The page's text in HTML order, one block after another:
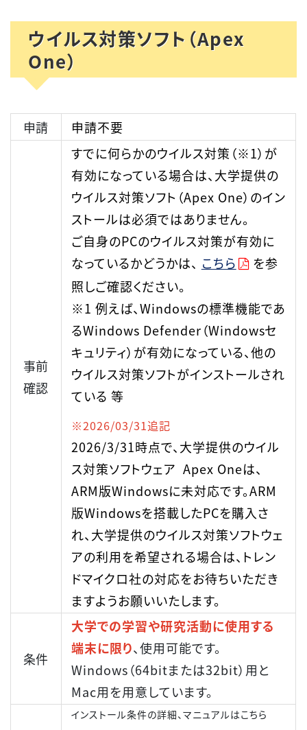
ウイルス対策ソフト（Apex
One）
申請 申請不要
事前
確認
すでに何らかのウイルス対策（※1）が
有効になっている場合は、大学提供の
ウイルス対策ソフト（Apex One）のイン
ストールは必須ではありません。
ご自身のPCのウイルス対策が有効に
なっているかどうかは、 こちら
を参
照しご確認ください。
※1 例えば、Windowsの標準機能であ
るWindows Defender（Windowsセ
キュリティ）が有効になっている、他の
ウイルス対策ソフトがインストールされ
ている 等
※2026/03/31追記
2026/3/31時点で、大学提供のウイル
ス対策ソフトウェア Apex Oneは、
ARM版Windowsに未対応です。ARM
版Windowsを搭載したPCを購入さ
れ、大学提供のウイルス対策ソフトウェ
アの利用を希望される場合は、トレン
ドマイクロ社の対応をお待ちいただき
ますようお願いいたします。
条件
大学での学習や研究活動に使用する
端末に限り、使用可能です。
Windows（64bitまたは32bit）用と
Mac用を用意しています。
インストール条件の詳細、マニュアルはこちら